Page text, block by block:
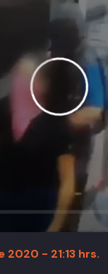
2020 - 21:13 hrs.